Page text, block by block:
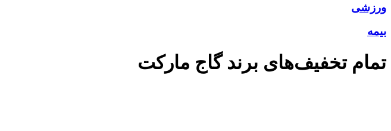
ورزشی
بیمه
تمام تخفیف‌های برندگاج مارکت